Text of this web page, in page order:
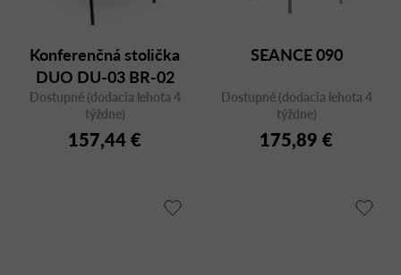
Konferenčná stolička
DUO DU-03 BR-02
Dostupné (dodacia lehota 4
týždne)
157,44 €
SEANCE 090
Dostupné (dodacia lehota 4
týždne)
175,89 €